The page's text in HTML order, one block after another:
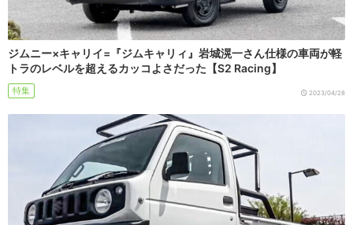
ジムニー×キャリイ=『ジムキャリィ』岩城滉一さん仕様の車両が軽
トラのレベルを超えるカッコよさだった【S2 Racing】
特集 2023/04/28